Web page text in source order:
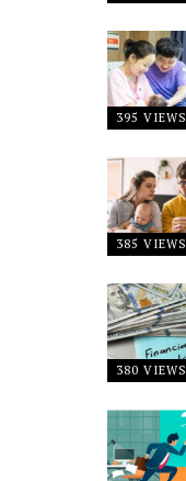
395 VIEWS
385 VIEWS
380 VIEWS